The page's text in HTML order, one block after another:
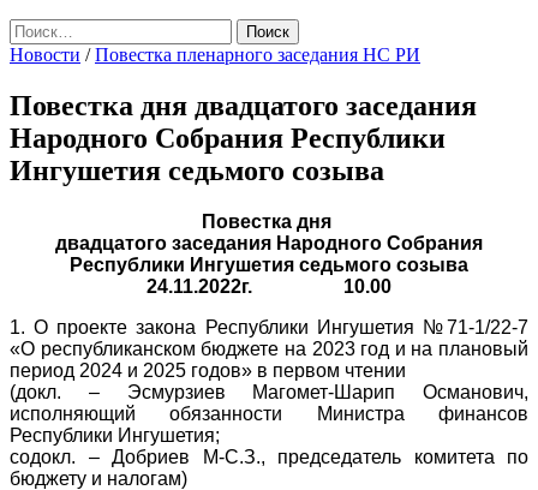
Найти:
Новости /Повестка пленарного заседания НС РИ
Повестка дня двадцатого заседания
Народного Собрания Республики
Ингушетия седьмого созыва
Повестка дня
двадцатого заседания Народного Собрания
Республики Ингушетия седьмого созыва
24.11.2022г. 10.00
1. О проекте закона Республики Ингушетия №71-1/22-7
«О республиканском бюджете на 2023 год и на плановый
период 2024 и 2025 годов» в первом чтении
(докл. – Эсмурзиев Магомет-Шарип Османович,
исполняющий обязанности Министра финансов
Республики Ингушетия;
содокл. – Добриев М-С.З., председатель комитета по
бюджету и налогам)